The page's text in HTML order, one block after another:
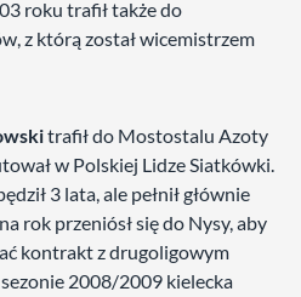
roku trafił także do
z którą został wicemistrzem
trafił do Mostostalu Azoty
w Polskiej Lidze Siatkówki.
3 lata, ale pełnił głównie
rok przeniósł się do Nysy, aby
kontrakt z drugoligowym
2008/2009 kielecka